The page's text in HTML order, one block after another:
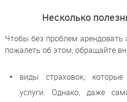
Несколько
Чтобы без проблем арендовать
пожалеть об этом, обращайте
виды страховок,
услуги. Однако, даже